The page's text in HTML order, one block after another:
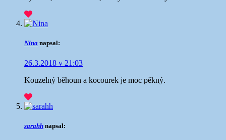
Nina napsal:
26.3.2018 v 21:03
Kouzelný běhoun a kocourek je moc pěkný.
sarahh napsal: